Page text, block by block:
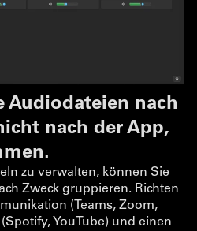
Audiodateien nach
nach der App,
zu verwalten, können Sie
Zweck gruppieren. Richten
(Teams, Zoom,
YouTube) und einen